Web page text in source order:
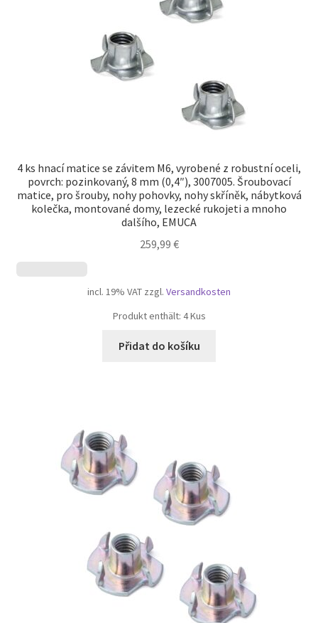
4 ks hnací matice se závitem M6, vyrobené z robustní oceli,
povrch: pozinkovaný, 8 mm (0,4″), 3007005. Šroubovací
matice, pro šrouby, nohy pohovky, nohy skříněk, nábytková
kolečka, montované domy, lezecké rukojeti a mnoho
dalšího, EMUCA
259,99 €
incl. 19% VAT zzgl. Versandkosten
Produkt enthält: 4Kus
Přidat do košíku